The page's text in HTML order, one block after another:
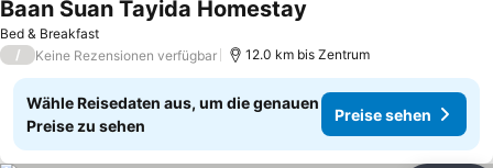
Bed & Breakfast
Baan Suan Tayida Homestay
/ Keine Rezensionen verfügbar 12.0 km bis Zentrum
Wähle Reisedaten aus, um die genauen
Preise zu sehen
Preise sehen